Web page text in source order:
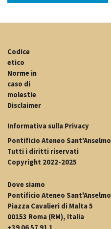
Codice
etico
Norme in
caso di
molestie
Disclaimer
Informativa sulla Privacy
Pontificio Ateneo Sant'Anselmo
Tutti i diritti riservati
Copyright 2022-2025
Dove siamo
Pontificio Ateneo Sant'Anselmo
Piazza Cavalieri di Malta 5
00153 Roma (RM), Italia